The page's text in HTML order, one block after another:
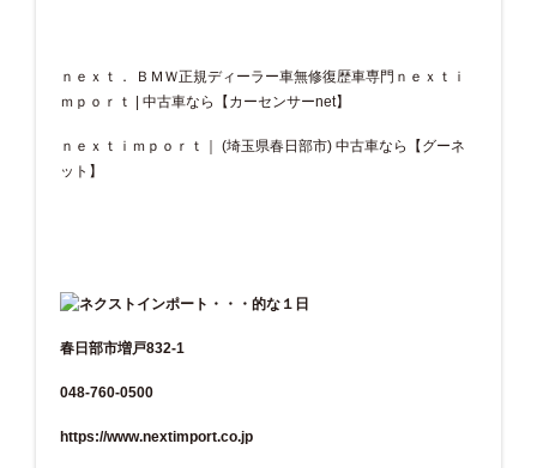
ｎｅｘｔ． ＢＭＷ正規ディーラー車無修復歴車専門ｎｅｘｔｉ
ｍｐｏｒｔ | 中古車なら【カーセンサーnet】
ｎｅｘｔｉｍｐｏｒｔ｜ (埼玉県春日部市) 中古車なら【グーネ
ット】
春日部市増戸832-1
048-760-0500
https://www.nextimport.co.jp